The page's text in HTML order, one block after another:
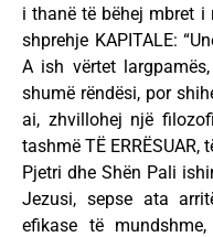
i thanë të bëhej mbret i
shprehje KAPITALE:
A ish vërtet
shumë rëndësi, por
ai, zhvillohej një
tashmë TË
Pjetri dhe Shën Pali
Jezusi, sepse ata
efikase të